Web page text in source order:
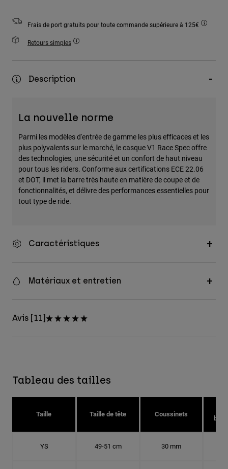
Tous les accessoires
Sacs et sacs à dos
Voir tout
Frais de port gratuits pour toute commande supérieure à 125€
Retours simples
Description
La nouvelle norme
Parmi les modèles d'entrée de gamme les plus efficaces et les
plus polyvalents sur le marché, le casque V1 Race Spec offre
des technologies, une sécurité et un confort de haut niveau
pour tous les riders. Conforme aux certifications ECE 22.06
et DOT, il met la barre très haute en matière de coupe et de
fonctionnalités, et délivre des performances essentielles pour
tout type de ride.
Caractéristiques
Matériaux et entretien
Avis [11]
Tableau des tailles
Taille Taille de tête Coussinets
YS 49-51 cm 30 mm